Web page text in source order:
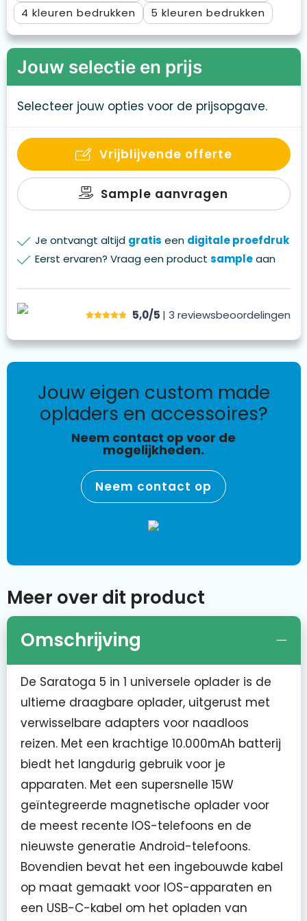
powerbank. PVC vrij
4
5
Jouw selectie en prijs
Selecteer jouw opties voor de prijsopgave.
Vrijblijvende offerte
Sample aanvragen
Je ontvangt altijd gratis een digitale proefdruk
Eerst ervaren? Vraag een product sampleaan
5,0/5 | 3 reviewsbeoordelingen
jouw eigen custom made
opladers en accessoires?
Neem contact op voor de
mogelijkheden.
Neem contact op
Meer over dit product
Omschrijving
De Saratoga 5 in 1 universele oplader is de
ultieme draagbare oplader, uitgerust met
verwisselbare adapters voor naadloos
reizen. Met een krachtige 10.000mAh batterij
biedt het langdurig gebruik voor je
apparaten. Met een supersnelle 15W
geïntegreerde magnetische oplader voor
de meest recente IOS-telefoons en de
nieuwste generatie Android-telefoons.
Bovendien bevat het een ingebouwde kabel
op maat gemaakt voor IOS-apparaten en
een USB-C-kabel om het opladen van